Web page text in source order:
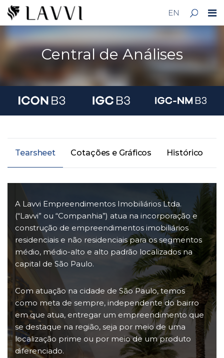
EN
Central de Análises
Tearsheet Cotações e Gráficos Histórico
A Lavvi Empreendimentos Imobiliários Ltda.
(“Lavvi” ou “Companhia”) atua na incorporação e
construção de empreendimentos imobiliários
residenciais e não residenciais para os segmentos
médio, médio-alto e alto padrão localizados na
capital de São Paulo.
Com atuação na cidade de São Paulo, temos
como meta de sempre, independente do bairro
em que atua, entregar um empreendimento que
se destaque na região, seja por meio de uma
localização prime ou por meio de um produto
diferenciado.